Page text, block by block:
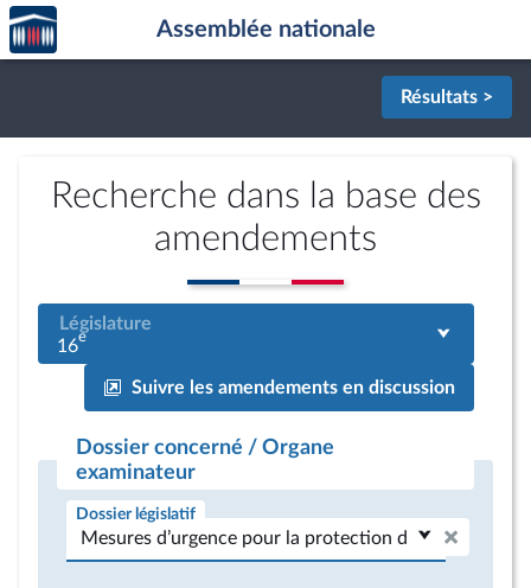
Aller au contenu
Aller en bas de la page
Accèder
à la
page
Assemblée nationale
Résultats >
Recherche dans la base des
amendements
Législature
16e
Suivre les amendements en discussion
Dossier concerné / Organe
examinateur
Dossier législatif